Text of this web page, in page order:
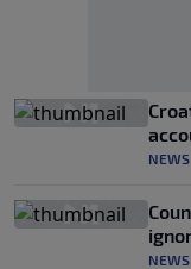
NEWS
NEWS